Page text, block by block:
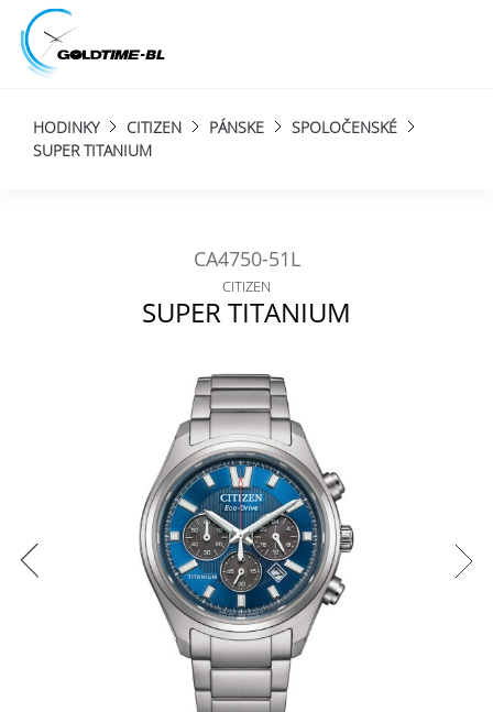
HODINKY CITIZEN PÁNSKE
SPOLOČENSKÉ
SUPER TITANIUM
CA4750-51L
CITIZEN
SUPER TITANIUM